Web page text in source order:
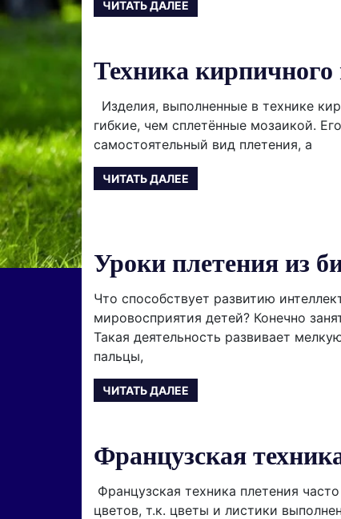
ЧИТАТЬ ДАЛЕЕ
Техника кирпичного
Изделия, выполненные в технике
гибкие, чем сплетённые мозаикой.
самостоятельный вид плетения, а
ЧИТАТЬ ДАЛЕЕ
Уроки плетения из
Что способствует развитию
мировосприятия детей? Конечно
Такая деятельность развивает
пальцы,
ЧИТАТЬ ДАЛЕЕ
Французская
Французская техника плетения
цветов, т.к. цветы и листики